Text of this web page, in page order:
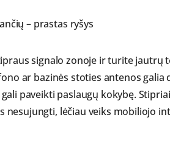
– prastas ryšys
signalo zonoje ir turite jautrų
ar bazinės stoties antenos
paveikti paslaugų kokybę.
nesujungti, lėčiau veiks mobiliojo